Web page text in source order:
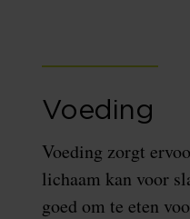
Voeding
Voeding zorgt
lichaam kan voor
goed om te eten